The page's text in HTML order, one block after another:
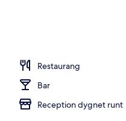
Restaurang
Bar
Reception dygnet runt